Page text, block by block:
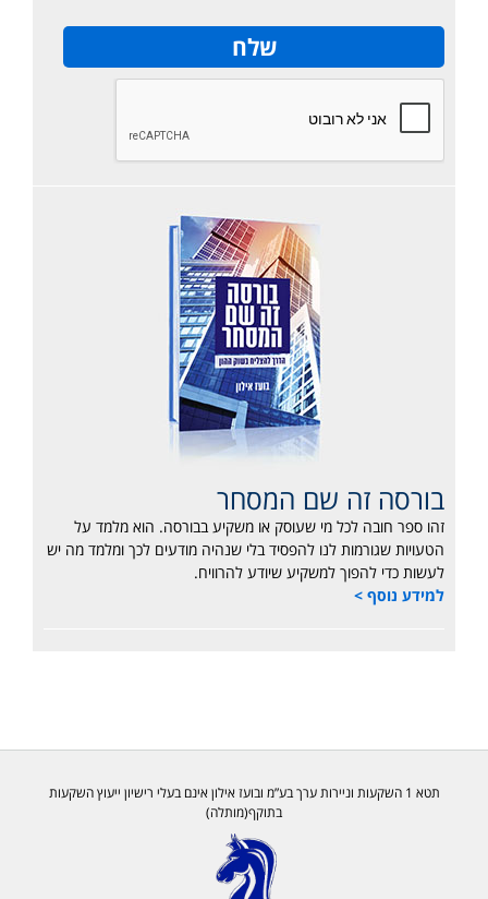
בורסה זה שם המסחר
זהו ספר חובה לכל מי שעוסק או משקיע בבורסה. הוא מלמד על
הטעויות שגורמות לנו להפסיד בלי שנהיה מודעים לכך ומלמד מה יש
לעשות כדי להפוך למשקיע שיודע להרוויח.
למידע נוסף >
תטא 1 השקעות וניירות ערך בע”מ ובועז אילון אינם בעלי רישיון ייעוץ השקעות
בתוקף(מותלה)